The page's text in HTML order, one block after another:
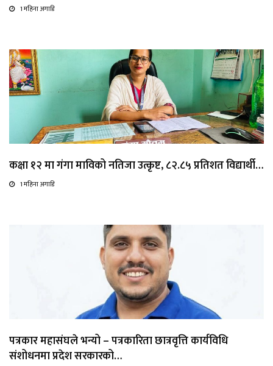
1 महिना अगाडि
कक्षा १२ मा गंगा माविको नतिजा उत्कृष्ट, ८२.८५ प्रतिशत विद्यार्थी…
1 महिना अगाडि
पत्रकार महासंघले भन्यो – पत्रकारिता छात्रवृत्ति कार्यविधि
संशोधनमा प्रदेश सरकारको…